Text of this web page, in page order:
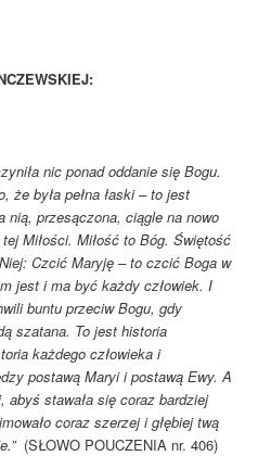
nic ponad oddanie się Bogu.
że była pełna łaski – to jest
nią, przesączona, ciągle na nowo
Miłości. Miłość to Bóg. Świętość
Czcić Maryję – to czcić Boga w
jest i ma być każdy człowiek. I
buntu przeciw Bogu, gdy
szatana. To jest historia
każdego człowieka i
postawą Maryi i postawą Ewy. A
abyś stawała się coraz bardziej
coraz szerzej i głębiej twą
(SŁOWO POUCZENIA nr. 406)